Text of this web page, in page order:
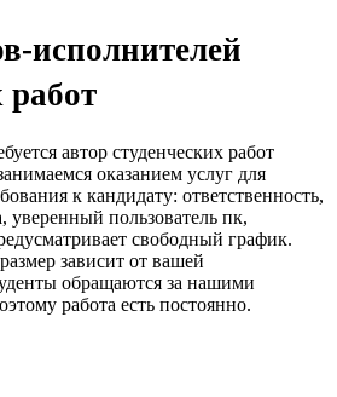
исполнителей
работ
автор студенческих работ
оказанием услуг для
к кандидату: ответственность,
уверенный пользователь пк,
свободный график.
зависит от вашей
обращаются за нашими
работа есть постоянно.